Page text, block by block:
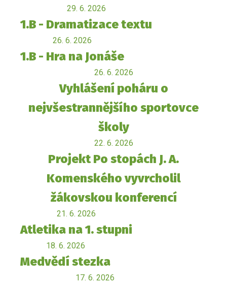
29. 6. 2026
1.B - Dramatizace textu
26. 6. 2026
1.B - Hra na Jonáše
26. 6. 2026
Vyhlášení poháru o
nejvšestrannějšího sportovce
školy
22. 6. 2026
Projekt Po stopách J. A.
Komenského vyvrcholil
žákovskou konferencí
21. 6. 2026
Atletika na 1. stupni
18. 6. 2026
Medvědí stezka
17. 6. 2026